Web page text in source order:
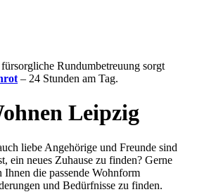
Rundumbetreuung sorgt
– 24 Stunden am Tag.
Leipzig
liebe Angehörige und Freunde sind
ein neues Zuhause zu finden? Gerne
die passende Wohnform
und Bedürfnisse zu finden.